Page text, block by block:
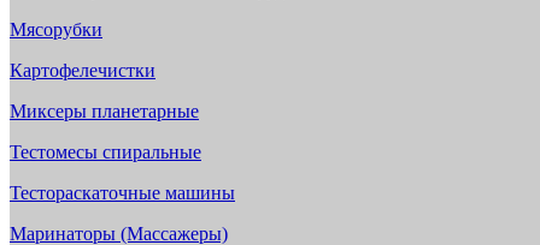
Мясорубки
Картофелечистки
Миксеры планетарные
Тестомесы спиральные
Тестораскаточные машины
Маринаторы (Массажеры)